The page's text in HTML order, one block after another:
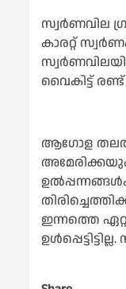
സ്വർണവില
കാരറ്റ്
വൈകിട്ട്
ആഗോള
ഇന്നത്തെ